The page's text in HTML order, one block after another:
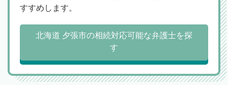
すすめします。
北海道 夕張市の相続対応可能な弁護士を探
す